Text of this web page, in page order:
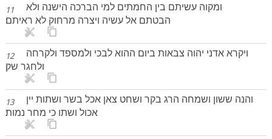
11
ומקוה עשיתם בין החמתים למי הברכה הישנה ולא
הבטתם אל עשיה ויצרה מרחוק לא ראיתם׃
12
ויקרא אדני יהוה צבאות ביום ההוא לבכי ולמספד ולקרחה
ולחגר שק׃
13
והנה ששון ושמחה הרג בקר ושחט צאן אכל בשר ושתות יין
אכול ושתו כי מחר נמות׃